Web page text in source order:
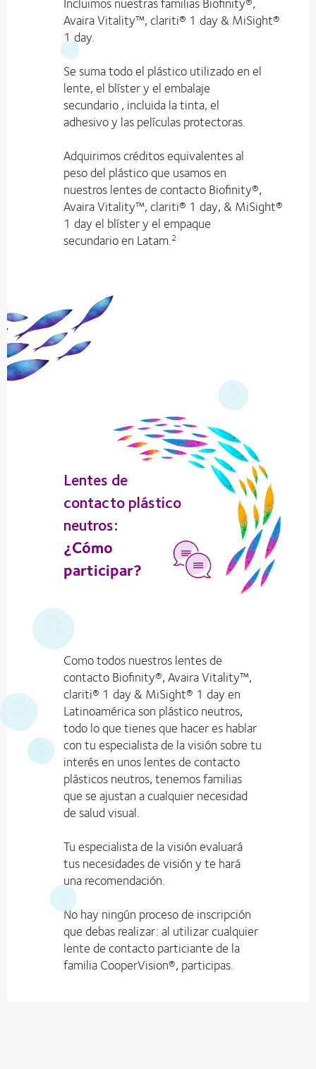
Avaira Vitality™, clariti® 1 day & MiSight®
1 day.
Se suma todo el plástico utilizado en el
lente, el blíster y el embalaje
secundario , incluida la tinta, el
adhesivo y las películas protectoras.
Adquirimos créditos equivalentes al
peso del plástico que usamos en
nuestros lentes de contacto Biofinity®,
Avaira Vitality™, clariti® 1 day, & MiSight®
1 day el blíster y el empaque
secundario en Latam.2
Lentes de
contacto plástico
neutros:
¿Cómo
participar?
Como todos nuestros lentes de
contacto Biofinity®, Avaira Vitality™,
clariti® 1 day & MiSight® 1 day en
Latinoamérica son plástico neutros,
todo lo que tienes que hacer es hablar
con tu especialista de la visión sobre tu
interés en unos lentes de contacto
plásticos neutros, tenemos familias
que se ajustan a cualquier necesidad
de salud visual.
Tu especialista de la visión evaluará
tus necesidades de visión y te hará
una recomendación.
No hay ningún proceso de inscripción
que debas realizar: al utilizar cualquier
lente de contacto particiante de la
familia CooperVision®, participas.